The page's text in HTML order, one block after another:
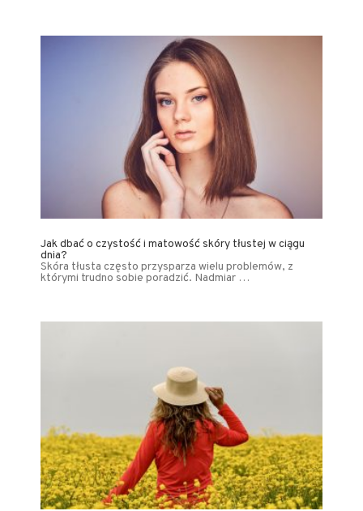
Jak dbać o czystość i matowość skóry tłustej w ciągu
dnia?
Skóra tłusta często przysparza wielu problemów, z
którymi trudno sobie poradzić. Nadmiar …